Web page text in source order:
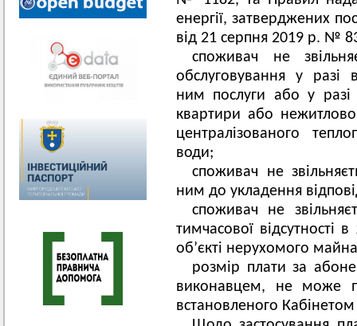
енергії, затверджених
від 21 серпня 2019 р. №
споживач не
обслуговування у разі
ним послуги або у разі
квартири або
централізованого
води;
споживач не
ним до укладення
споживач не
тимчасової
об’єкті нерухомого
розмір плати за
виконавцем, не може
встановленого Кабінетом